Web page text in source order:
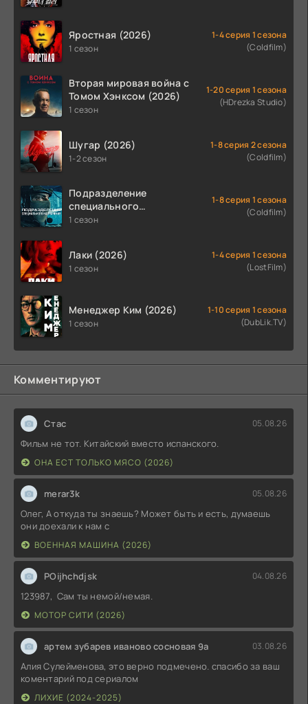
Яростная (2026)
1 сезон
1-4 серия 1 сезона
(Coldfilm)
Вторая мировая война с
Томом Хэнксом (2026)
1 сезон
1-20 серия 1 сезона
(HDrezka Studio)
Шугар (2026)
1-2 сезон
1-8 серия 2 сезона
(Coldfilm)
Подразделение
специального
назначения (2026)
1 сезон
1-8 серия 1 сезона
(Coldfilm)
Лаки (2026)
1 сезон
1-4 серия 1 сезона
(LostFilm)
Менеджер Ким (2026)
1 сезон
1-10 серия 1 сезона
(DubLik.TV)
Комментируют
Стас 05.08.26
Фильм не тот. Китайский вместо испанского.
ОНА ЕСТ ТОЛЬКО МЯСО (2026)
merar3k 05.08.26
Олег, А откуда ты знаешь? Может быть и есть, думаешь
они доехали к нам с
ВОЕННАЯ МАШИНА (2026)
POijhchdjsk 04.08.26
123987, Сам ты немой/немая.
МОТОР СИТИ (2026)
артем зубарев иваново сосновая 9а 03.08.26
Алия Сулейменова, это верно подмечено. спасибо за ваш
коментарий под сериалом
ЛИХИЕ (2024-2025)